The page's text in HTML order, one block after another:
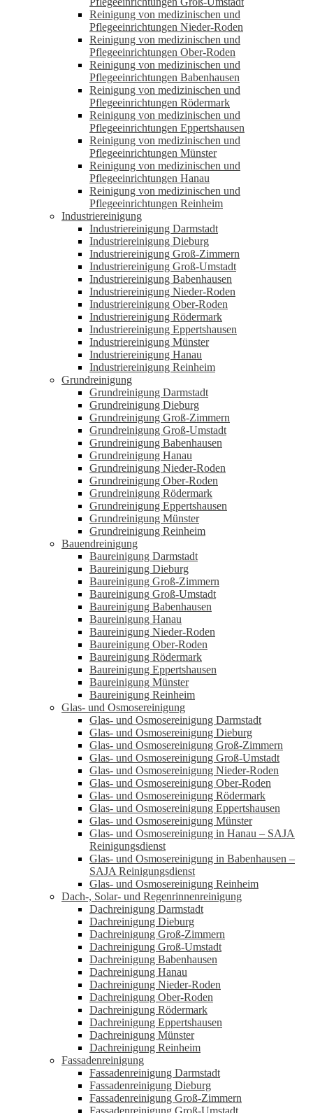
Reinigung von medizinischen und
Pflegeeinrichtungen Nieder-Roden
Reinigung von medizinischen und
Pflegeeinrichtungen Ober-Roden
Reinigung von medizinischen und
Pflegeeinrichtungen Babenhausen
Reinigung von medizinischen und
Pflegeeinrichtungen Rödermark
Reinigung von medizinischen und
Pflegeeinrichtungen Eppertshausen
Reinigung von medizinischen und
Pflegeeinrichtungen Münster
Reinigung von medizinischen und
Pflegeeinrichtungen Hanau
Reinigung von medizinischen und
Pflegeeinrichtungen Reinheim
Industriereinigung
Industriereinigung Darmstadt
Industriereinigung Dieburg
Industriereinigung Groß-Zimmern
Industriereinigung Groß-Umstadt
Industriereinigung Babenhausen
Industriereinigung Nieder-Roden
Industriereinigung Ober-Roden
Industriereinigung Rödermark
Industriereinigung Eppertshausen
Industriereinigung Münster
Industriereinigung Hanau
Industriereinigung Reinheim
Grundreinigung
Grundreinigung Darmstadt
Grundreinigung Dieburg
Grundreinigung Groß-Zimmern
Grundreinigung Groß-Umstadt
Grundreinigung Babenhausen
Grundreinigung Hanau
Grundreinigung Nieder-Roden
Grundreinigung Ober-Roden
Grundreinigung Rödermark
Grundreinigung Eppertshausen
Grundreinigung Münster
Grundreinigung Reinheim
Bauendreinigung
Baureinigung Darmstadt
Baureinigung Dieburg
Baureinigung Groß-Zimmern
Baureinigung Groß-Umstadt
Baureinigung Babenhausen
Baureinigung Hanau
Baureinigung Nieder-Roden
Baureinigung Ober-Roden
Baureinigung Rödermark
Baureinigung Eppertshausen
Baureinigung Münster
Baureinigung Reinheim
Glas- und Osmosereinigung
Glas- und Osmosereinigung Darmstadt
Glas- und Osmosereinigung Dieburg
Glas- und Osmosereinigung Groß-Zimmern
Glas- und Osmosereinigung Groß-Umstadt
Glas- und Osmosereinigung Nieder-Roden
Glas- und Osmosereinigung Ober-Roden
Glas- und Osmosereinigung Rödermark
Glas- und Osmosereinigung Eppertshausen
Glas- und Osmosereinigung Münster
Glas- und Osmosereinigung in Hanau – SAJA
Reinigungsdienst
Glas- und Osmosereinigung in Babenhausen –
SAJA Reinigungsdienst
Glas- und Osmosereinigung Reinheim
Dach-, Solar- und Regenrinnenreinigung
Dachreinigung Darmstadt
Dachreinigung Dieburg
Dachreinigung Groß-Zimmern
Dachreinigung Groß-Umstadt
Dachreinigung Babenhausen
Dachreinigung Hanau
Dachreinigung Nieder-Roden
Dachreinigung Ober-Roden
Dachreinigung Rödermark
Dachreinigung Eppertshausen
Dachreinigung Münster
Dachreinigung Reinheim
Fassadenreinigung
Fassadenreinigung Darmstadt
Fassadenreinigung Dieburg
Fassadenreinigung Groß-Zimmern
Fassadenreinigung Groß-Umstadt